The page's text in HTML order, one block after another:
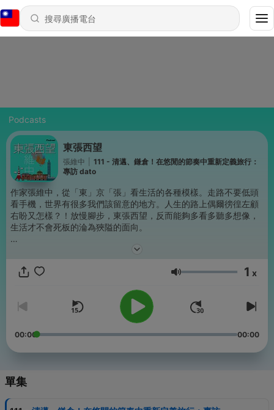
Podcasts
東張西望
張維中
111 - 清邁、鎌倉！在悠閒的節奏中重新定義旅行：
專訪 dato
作家張維中，從「東」京「張」看生活的各種模樣。走路不要低頭
看手機，世界有很多我們該留意的地方。人生的路上偶爾徬徨左顧
右盼又怎樣？！放慢腳步，東張西望，反而能夠多看多聽多想像，
生活才不會死板的淪為狹隘的面向。
東張西望聊生活、文化觀察、閱讀出版、創作、旅行、美食與人物
●關於更多相關內容及追蹤張維中動態：
FB｜張維中。東京模樣 https://goo.gl/S7828E
Powered by
音量 1 x
00:00 00:00
單集